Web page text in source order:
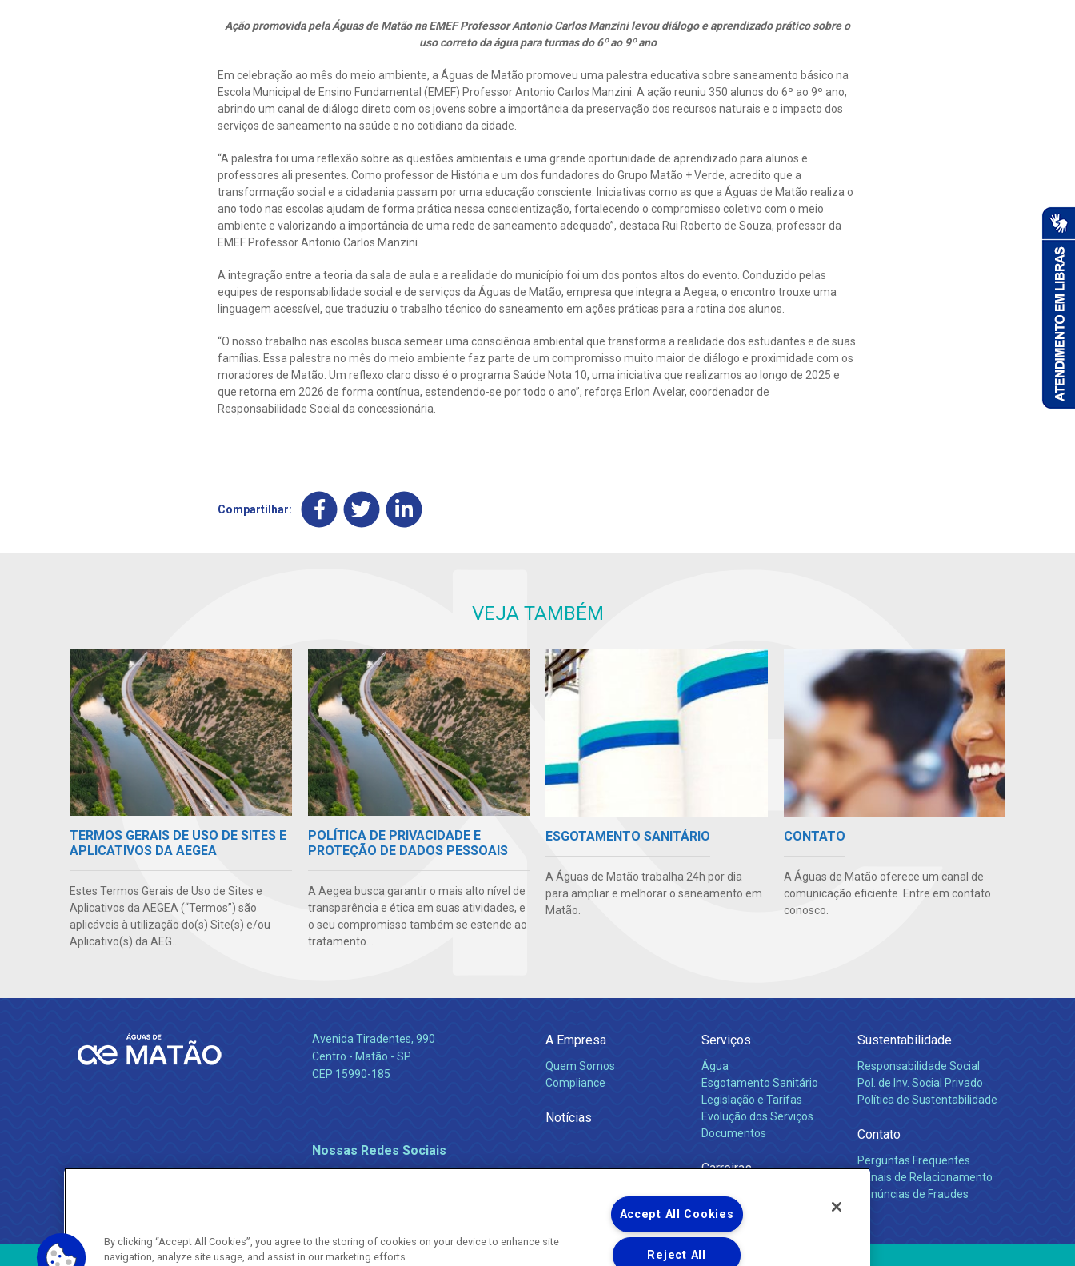
Ação promovida pela Águas de Matão na EMEF Professor Antonio Carlos Manzini levou diálogo e aprendizado prático sobre o
uso correto da água para turmas do 6º ao 9º ano
Em celebração ao mês do meio ambiente, a Águas de Matão promoveu uma palestra educativa sobre saneamento básico na
Escola Municipal de Ensino Fundamental (EMEF) Professor Antonio Carlos Manzini. A ação reuniu 350 alunos do 6º ao 9º ano,
abrindo um canal de diálogo direto com os jovens sobre a importância da preservação dos recursos naturais e o impacto dos
serviços de saneamento na saúde e no cotidiano da cidade.
“A palestra foi uma reflexão sobre as questões ambientais e uma grande oportunidade de aprendizado para alunos e
professores ali presentes. Como professor de História e um dos fundadores do Grupo Matão + Verde, acredito que a
transformação social e a cidadania passam por uma educação consciente. Iniciativas como as que a Águas de Matão realiza o
ano todo nas escolas ajudam de forma prática nessa conscientização, fortalecendo o compromisso coletivo com o meio
ambiente e valorizando a importância de uma rede de saneamento adequado”, destaca Rui Roberto de Souza, professor da
EMEF Professor Antonio Carlos Manzini.
A integração entre a teoria da sala de aula e a realidade do município foi um dos pontos altos do evento. Conduzido pelas
equipes de responsabilidade social e de serviços da Águas de Matão, empresa que integra a Aegea, o encontro trouxe uma
linguagem acessível, que traduziu o trabalho técnico do saneamento em ações práticas para a rotina dos alunos.
“O nosso trabalho nas escolas busca semear uma consciência ambiental que transforma a realidade dos estudantes e de suas
famílias. Essa palestra no mês do meio ambiente faz parte de um compromisso muito maior de diálogo e proximidade com os
moradores de Matão. Um reflexo claro disso é o programa Saúde Nota 10, uma iniciativa que realizamos ao longo de 2025 e
que retorna em 2026 de forma contínua, estendendo-se por todo o ano”, reforça Erlon Avelar, coordenador de
Responsabilidade Social da concessionária.
Compartilhar:
VEJA TAMBÉM
TERMOS GERAIS DE USO DE SITES E
APLICATIVOS DA AEGEA
Estes Termos Gerais de Uso de Sites e
Aplicativos da AEGEA (“Termos”) são
aplicáveis à utilização do(s) Site(s) e/ou
Aplicativo(s) da AEG...
POLÍTICA DE PRIVACIDADE E
PROTEÇÃO DE DADOS PESSOAIS
A Aegea busca garantir o mais alto nível de
transparência e ética em suas atividades, e
o seu compromisso também se estende ao
tratamento...
ESGOTAMENTO SANITÁRIO
A Águas de Matão trabalha 24h por dia
para ampliar e melhorar o saneamento em
Matão.
CONTATO
A Águas de Matão oferece um canal de
comunicação eficiente. Entre em contato
conosco.
Avenida Tiradentes, 990
Centro - Matão - SP
CEP 15990-185
Nossas Redes Sociais
A Empresa
Quem Somos
Compliance
Notícias
Serviços
Água
Esgotamento Sanitário
Legislação e Tarifas
Evolução dos Serviços
Documentos
Carreiras
Sustentabilidade
Responsabilidade Social
Pol. de Inv. Social Privado
Política de Sustentabilidade
Contato
Perguntas Frequentes
Canais de Relacionamento
Denúncias de Fraudes
By clicking “Accept All Cookies”, you agree to the storing of cookies on your device to enhance site
navigation, analyze site usage, and assist in our marketing efforts.
Accept All Cookies
Reject All